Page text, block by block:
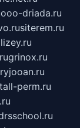
ooo-driada.ru
siterem.ru
grinox.ru
perm.ru